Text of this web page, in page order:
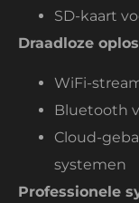
SD-kaart
Draadloze
WiFi-
Bluetooth
Cloud-
systemen
Professionele